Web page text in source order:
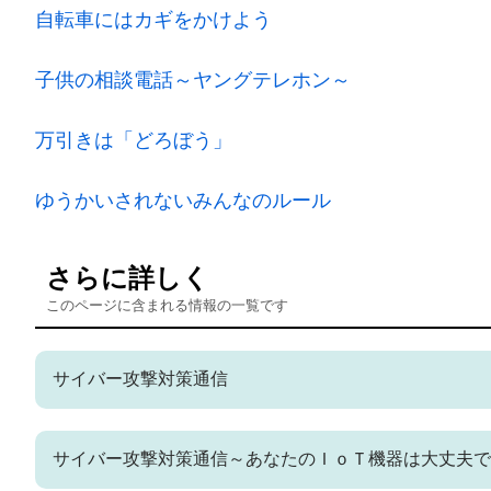
自転車にはカギをかけよう
子供の相談電話～ヤングテレホン～
万引きは「どろぼう」
ゆうかいされないみんなのルール
さらに詳しく
このページに含まれる情報の一覧です
サイバー攻撃対策通信
サイバー攻撃対策通信～あなたのＩｏＴ機器は大丈夫